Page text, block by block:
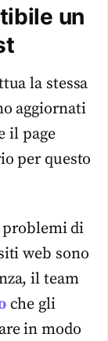
un
la stessa
aggiornati
il page
per questo
problemi di
web sono
il team
che gli
in modo